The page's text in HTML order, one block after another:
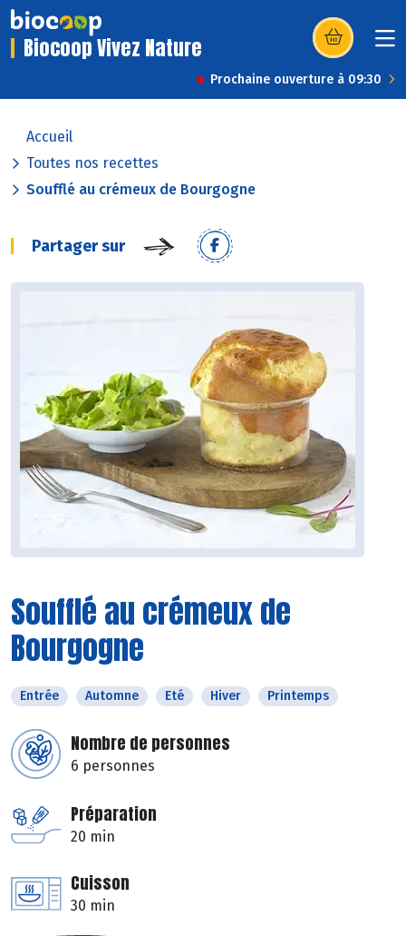
Biocoop Vivez Nature (s’ouvre dans
Prochaine ouverture à 09:30
Accueil
Toutes nos recettes
Soufflé au crémeux de Bourgogne
Partager sur
Soufflé au crémeux de
Bourgogne
Entrée Automne Eté Hiver Printemps
Nombre de personnes
6 personnes
Préparation
20 min
Cuisson
30 min